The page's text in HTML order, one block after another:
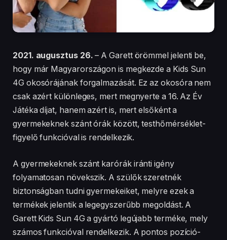
2021. augusztus 26. – A Garett örömmel jelenti be,
hogy már Magyarországon is megkezde a Kids Sun
4G okosórájának forgalmazását. Ez az okosóra nem
csak azért különleges, mert megnyerte a 16. Az Év
Játéka díjat, hanem azért is, mert elsőként a
gyermekeknek szánt órák között, testhőmérséklet-
figyelő funkcióval is rendelkezik.
A gyermekeknek szánt karórák iránti igény
folyamatosan növekszik. A szülők szeretnék
biztonságban tudni gyermekeiket, melyre ezek a
termékek jelentik a legegyszerűbb megoldást. A
Garett Kids Sun 4G a gyártó legújabb terméke, mely
számos funkcióval rendelkezik. A pontos pozíció-